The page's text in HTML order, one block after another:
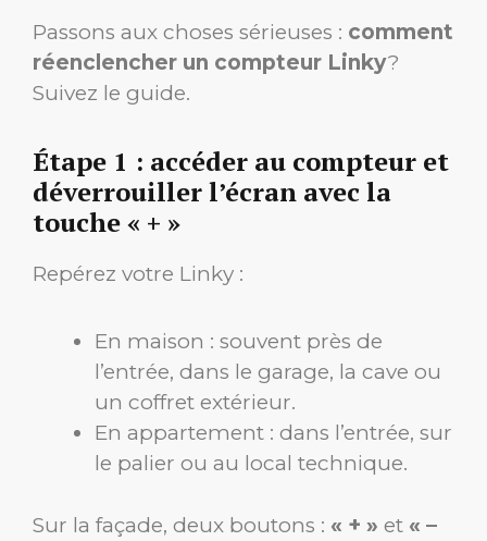
Passons aux choses sérieuses : comment
réenclencher un compteur Linky?
Suivez le guide.
Étape 1 : accéder au compteur et
déverrouiller l’écran avec la
touche « + »
Repérez votre Linky :
En maison : souvent près de
l’entrée, dans le garage, la cave ou
un coffret extérieur.
En appartement : dans l’entrée, sur
le palier ou au local technique.
Sur la façade, deux boutons : « + » et « –